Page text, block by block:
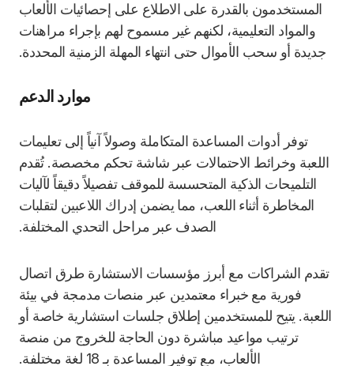
المستخدمون بالقدرة على الاطلاع على إحصائيات الألعاب
والمواد التعليمية، لكنهم غير مسموح لهم بإجراء مراهنات
جديدة أو سحب الأموال حتى انتهاء المهلة الزمنية المحددة.
موارد الدعم
توفر أدوات المساعدة المتكاملة وصولاً آنياً إلى تعليمات
اللعبة وخرائط الاحتمالات عبر شاشة تحكم مخصصة. تُقدم
التلميحات الذكية المتحسسة للموقف تفصيلاً دقيقاً لآليات
المخاطرة أثناء اللعب، مما يضمن إدراك اللاعبين لتقلبات
الصدف عبر مراحل التحدي المختلفة.
تقدم الشراكات مع أبرز مؤسسات الاستشارة طرق اتصال
فورية مع خبراء معتمدين عبر منصات مدمجة في بيئة
اللعبة. يتيح للمستخدمين إطلاق جلسات استشارية خاصة أو
ترتيب مواعيد مباشرة دون الحاجة للخروج من منصة
الألعاب، مع توفير المساعدة بـ 18 لغة مختلفة.